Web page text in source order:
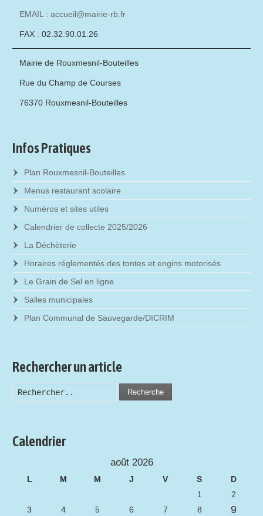
EMAIL : accueil@mairie-rb.fr
FAX : 02.32.90.01.26
Mairie de Rouxmesnil-Bouteilles
Rue du Champ de Courses
76370 Rouxmesnil-Bouteilles
Infos Pratiques
Plan Rouxmesnil-Bouteilles
Menus restaurant scolaire
Numéros et sites utiles
Calendrier de collecte 2025/2026
La Déchèterie
Horaires réglementés des tontes et engins motorisés
Le Grain de Sel en ligne
Salles municipales
Plan Communal de Sauvegarde/DICRIM
Rechercher un article
Recherche
Calendrier
août 2026
L M M J V S
D
1
2
3
4 5 6 7 8 9